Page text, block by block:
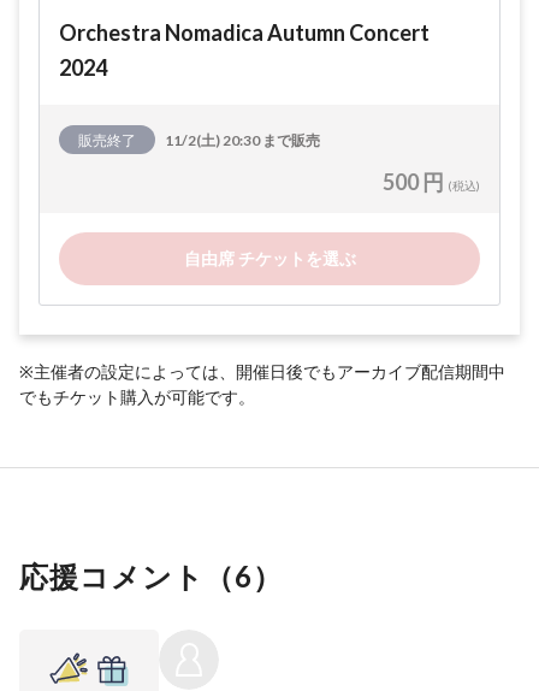
Orchestra Nomadica Autumn Concert
2024
販売終了 11/2(土) 20:30 まで販売
500 円 (税込)
自由席 チケットを選ぶ
※主催者の設定によっては、開催日後でもアーカイブ配信期間中
でもチケット購入が可能です。
応援コメント（6）